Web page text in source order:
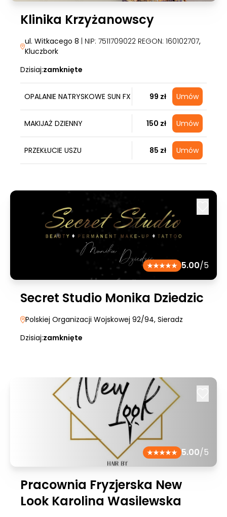
Klinika Krzyżanowscy
ul. Witkacego 8 | NIP: 7511709022 REGON: 160102707,
Kluczbork
Dzisiaj:zamknięte
OPALANIE NATRYSKOWE SUN FX 99 zł Umów
MAKIJAŻ DZIENNY 150 zł Umów
PRZEKŁUCIE USZU 85 zł Umów
5.00/5
Secret Studio Monika Dziedzic
Polskiej Organizacji Wojskowej 92/94, Sieradz
Dzisiaj:zamknięte
5.00/5
Pracownia Fryzjerska New
Look Karolina Wasilewska